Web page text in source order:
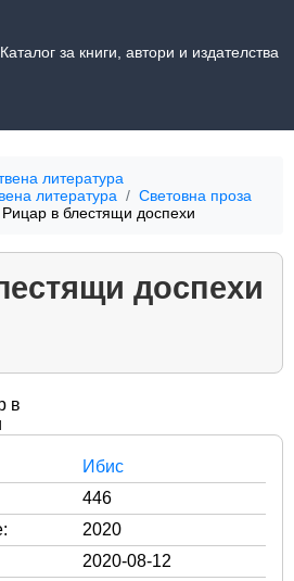
Каталог за книги, автори и издателства
литература
литература
Световна проза
Рицар в блестящи доспехи
доспехи
Ибис
446
2020
2020-08-12